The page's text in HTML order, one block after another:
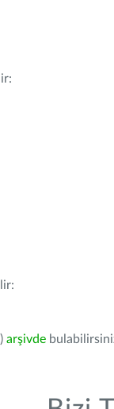
arşivde